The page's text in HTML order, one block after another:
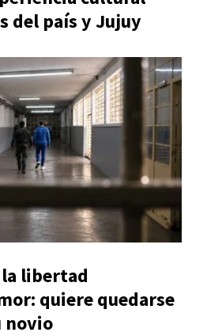
del país y Jujuy
la libertad
quiere quedarse
novio